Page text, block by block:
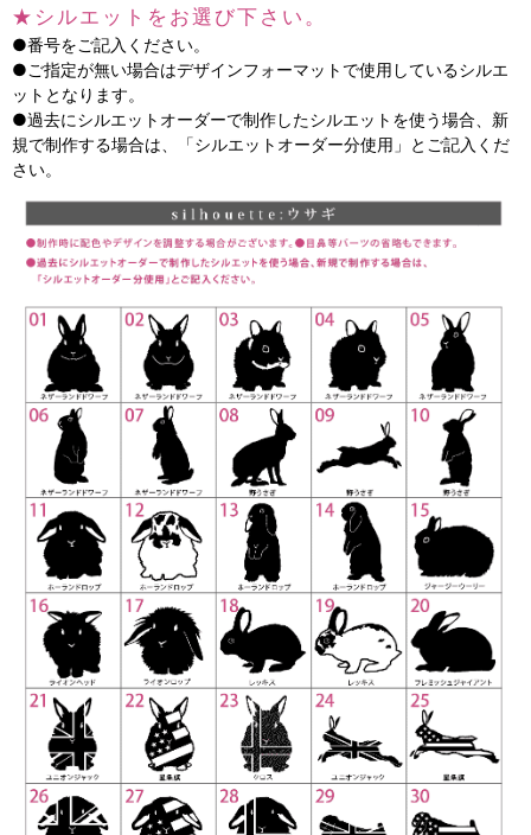
★シルエットをお選び下さい。
●番号をご記入ください。
●ご指定が無い場合はデザインフォーマットで使用しているシルエ
ットとなります。
●過去にシルエットオーダーで制作したシルエットを使う場合、新
規で制作する場合は、「シルエットオーダー分使用」とご記入くだ
さい。